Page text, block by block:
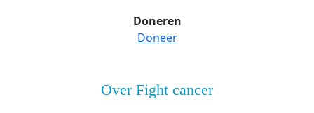
Doneren
Doneer
Over Fight cancer